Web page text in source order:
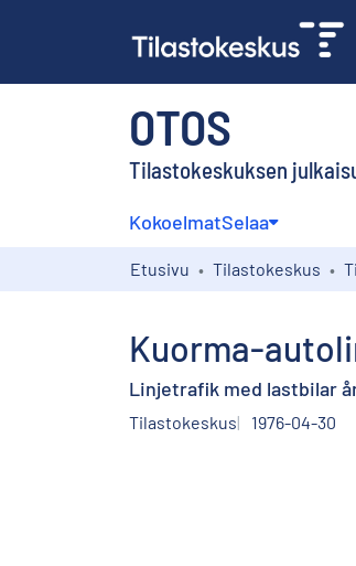
OTOS
Tilastokeskuksen
KokoelmatSelaa
Etusivu Tilastokeskus
Kuorma-
Linjetrafik med lastbilar
Tilastokeskus 1976-04-30